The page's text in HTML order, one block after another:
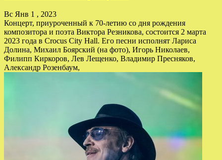
Вс Янв 1 , 2023
Концерт, приуроченный к 70-летию со дня рождения
композитора и поэта Виктора Резникова, состоится 2 марта
2023 года в Crocus City Hall. Его песни исполнят Лариса
Долина, Михаил Боярский (на фото), Игорь Николаев,
Филипп Киркоров, Лев Лещенко, Владимир Пресняков,
Александр Розенбаум,